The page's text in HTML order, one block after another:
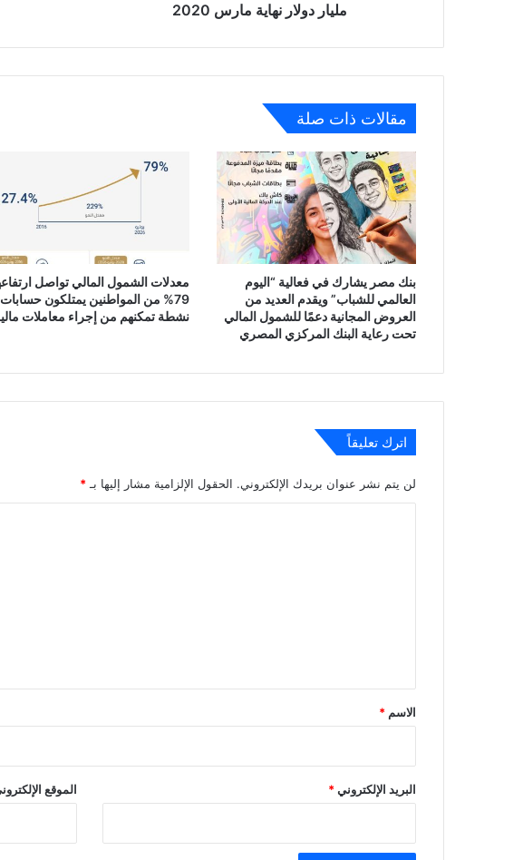
مليار دولار نهاية مارس 2020
مقالات ذات صلة
بنك مصر يشارك في فعالية “اليوم
العالمي للشباب” ويقدم العديد من
العروض المجانية دعمًا للشمول المالي
تحت رعاية البنك المركزي المصري
معدلات الشمول المالي تواصل
79% من المواطنين يمتلكون حسابات
نشطة تمكنهم من إجراء معاملات
اترك تعليقاً
لن يتم نشر عنوان بريدك الإلكتروني. الحقول الإلزامية مشار إليها بـ *
*
الاسم *
البريد الإلكتروني* الموقع